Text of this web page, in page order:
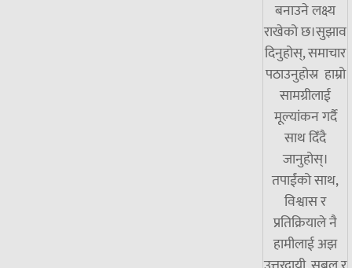
बनाउने लक्ष्य
राखेको छ।सुझाव
दिनुहोस्, समाचार
पठाउनुहोस्र हाम्रो
सामग्रीलाई
मूल्यांकन गर्दै
साथ दिँदै
जानुहोस्।
तपाईंको साथ,
विश्वास र
प्रतिक्रियाले नै
हामीलाई अझ